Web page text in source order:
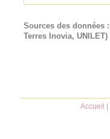
Sources des données :
Terres Inovia, UNILET)
Accueil |